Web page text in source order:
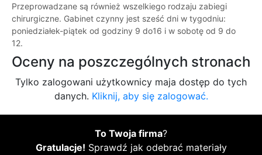
Przeprowadzane są również wszelkiego rodzaju zabiegi
chirurgiczne. Gabinet czynny jest sześć dni w tygodniu:
poniedziałek-piątek od godziny 9 do16 i w sobotę od 9 do
12.
Oceny na poszczególnych stronach
Tylko zalogowani użytkownicy maja dostęp do tych
danych. Kliknij, aby się zalogować.
To Twoja firma?
Gratulacje! Sprawdź jak odebrać materiały